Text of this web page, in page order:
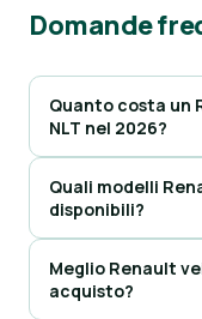
Domande
Quanto costa un
NLT nel 2026?
Quali modelli
disponibili?
Meglio Renault
acquisto?